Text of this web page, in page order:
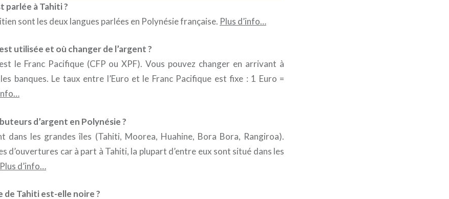
parlée à Tahiti ?
sont les deux langues parlées en Polynésie française. Plus d’info…
utilisée et où changer de l’argent ?
le Franc Pacifique (CFP ou XPF). Vous pouvez changer en arrivant à
banques. Le taux entre l’Euro et le Franc Pacifique est fixe : 1 Euro =
d’argent en Polynésie ?
dans les grandes îles (Tahiti, Moorea, Huahine, Bora Bora, Rangiroa).
d’ouvertures car à part à Tahiti, la plupart d’entre eux sont situé dans les
Plus d’info…
de Tahiti est-elle noire ?